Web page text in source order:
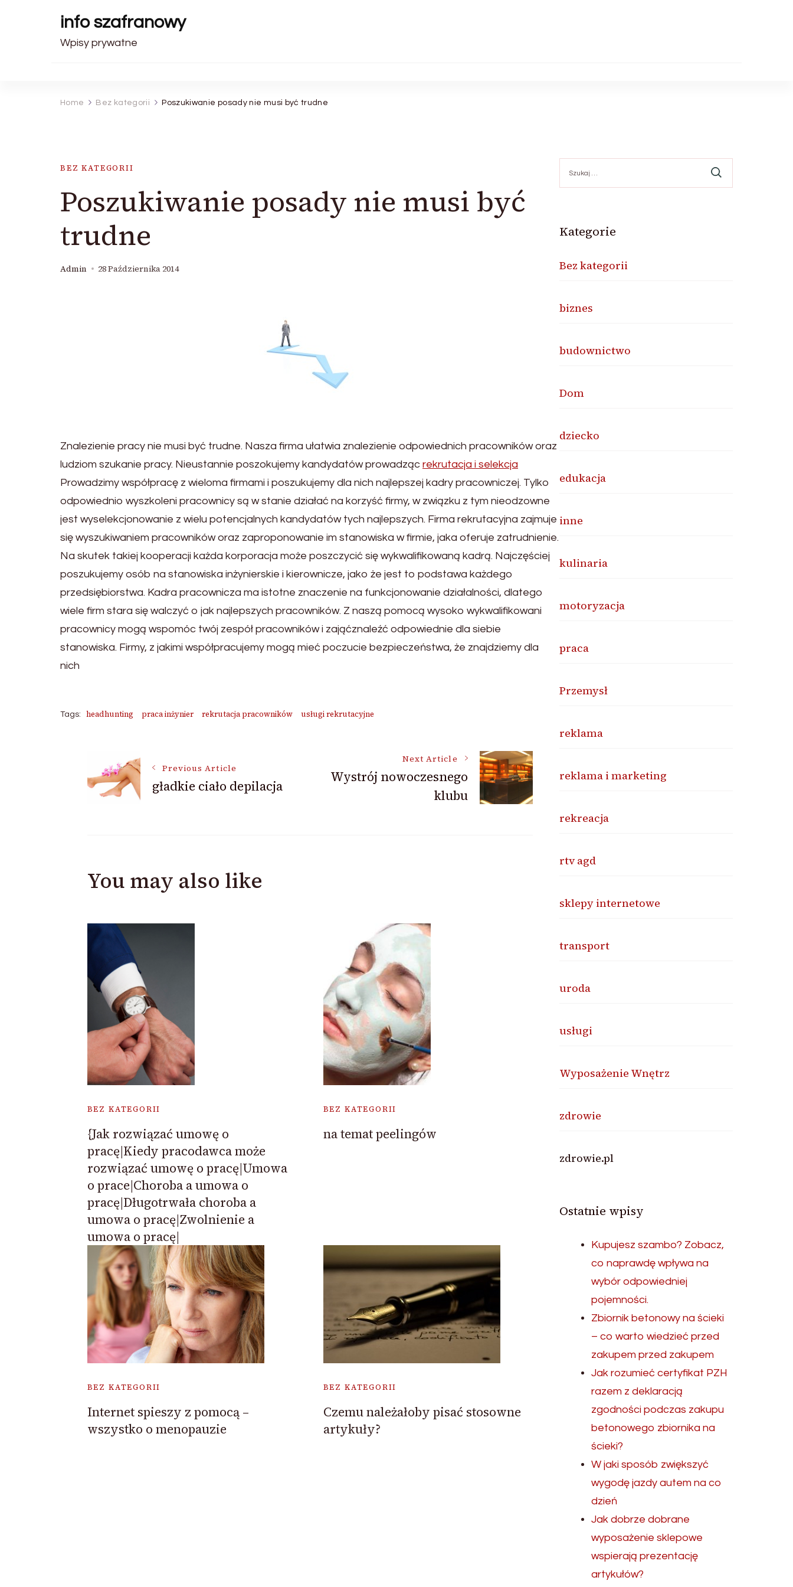
info szafranowy
Wpisy prywatne
Home Bez kategorii Poszukiwanie posady nie musi być trudne
BEZ KATEGORII
Poszukiwanie posady nie musi być
trudne
Admin 28 Października 2014
Znalezienie pracy nie musi być trudne. Nasza firma ułatwia znalezienie odpowiednich pracowników oraz
ludziom szukanie pracy. Nieustannie poszokujemy kandydatów prowadząc rekrutacja i selekcja
Prowadzimy współpracę z wieloma firmami i poszukujemy dla nich najlepszej kadry pracowniczej. Tylko
odpowiednio wyszkoleni pracownicy są w stanie działać na korzyść firmy, w związku z tym nieodzowne
jest wyselekcjonowanie z wielu potencjalnych kandydatów tych najlepszych. Firma rekrutacyjna zajmuje
się wyszukiwaniem pracowników oraz zaproponowanie im stanowiska w firmie, jaka oferuje zatrudnienie.
Na skutek takiej kooperacji każda korporacja może poszczycić się wykwalifikowaną kadrą. Najczęściej
poszukujemy osób na stanowiska inżynierskie i kierownicze, jako że jest to podstawa każdego
przedsiębiorstwa. Kadra pracownicza ma istotne znaczenie na funkcjonowanie działalności, dlatego
wiele firm stara się walczyć o jak najlepszych pracowników. Z naszą pomocą wysoko wykwalifikowani
pracownicy mogą wspomóc twój zespół pracowników i zająćznaleźć odpowiednie dla siebie
stanowiska. Firmy, z jakimi współpracujemy mogą mieć poczucie bezpieczeństwa, że znajdziemy dla
nich
Tags: headhunting praca inżynier rekrutacja pracowników usługi rekrutacyjne
Post
Navigation
Previous Article
gładkie ciało depilacja
Next Article
Wystrój nowoczesnego
klubu
You may also like
BEZ KATEGORII
{Jak rozwiązać umowę o
pracę|Kiedy pracodawca może
rozwiązać umowę o pracę|Umowa
o prace|Choroba a umowa o
pracę|Długotrwała choroba a
umowa o pracę|Zwolnienie a
umowa o pracę|
BEZ KATEGORII
na temat peelingów
BEZ KATEGORII
Internet spieszy z pomocą –
wszystko o menopauzie
BEZ KATEGORII
Czemu należałoby pisać stosowne
artykuły?
Kategorie
Bez kategorii
biznes
budownictwo
Dom
dziecko
edukacja
inne
kulinaria
motoryzacja
praca
Przemysł
reklama
reklama i marketing
rekreacja
rtv agd
sklepy internetowe
transport
uroda
usługi
Wyposażenie Wnętrz
zdrowie
zdrowie.pl
Ostatnie wpisy
Kupujesz szambo? Zobacz,
co naprawdę wpływa na
wybór odpowiedniej
pojemności.
Zbiornik betonowy na ścieki
– co warto wiedzieć przed
zakupem przed zakupem
Jak rozumieć certyfikat PZH
razem z deklaracją
zgodności podczas zakupu
betonowego zbiornika na
ścieki?
W jaki sposób zwiększyć
wygodę jazdy autem na co
dzień
Jak dobrze dobrane
wyposażenie sklepowe
wspierają prezentację
artykułów?